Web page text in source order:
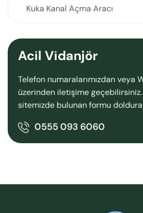
Kuka Kanal Açma Aracı
Acil Vidanjör
Telefon numaralarımızdan veya
üzerinden iletişime
sitemizde bulunan formu
0555 093 6060